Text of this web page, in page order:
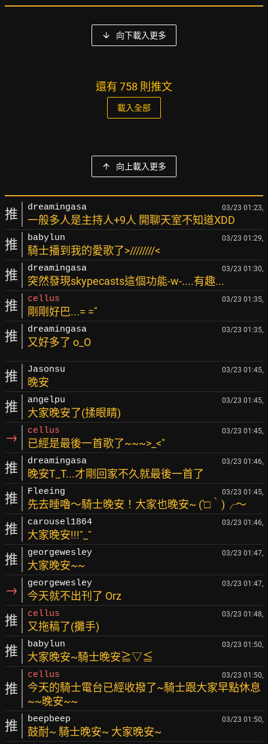
向下載入更多
還有 758 則推文
載入全部
向上載入更多
推 dreamingasa 03/23 01:23,
一般多人是主持人+9人 開聊天室不知道XDD
推 babylun 03/23 01:29,
騎士播到我的愛歌了>////////<
推 dreamingasa 03/23 01:30,
突然發現skypecasts這個功能-w-....有趣...
推 cellus 03/23 01:35,
剛剛好巴...= ="
推 dreamingasa 03/23 01:35,
又好多了 o_O
推 Jasonsu 03/23 01:45,
晚安
推 angelpu 03/23 01:45,
大家晚安了(揉眼睛)
→ cellus 03/23 01:45,
已經是最後一首歌了~~~>_<"
推 dreamingasa 03/23 01:46,
晚安T_T...才剛回家不久就最後一首了
推 Fleeing 03/23 01:45,
先去睡嚕～騎士晚安！大家也晚安~ (′□‵)╭～
推 carousel1864 03/23 01:46,
大家晚安!!!ˇ_ˇ
推 georgewesley 03/23 01:47,
大家晚安~~
→ georgewesley 03/23 01:47,
今天就不出刊了 Orz
推 cellus 03/23 01:48,
又拖稿了(攤手)
推 babylun 03/23 01:50,
大家晚安~騎士晚安≧▽≦
推
cellus 03/23 01:50,
今天的騎士電台已經收撥了~騎士跟大家早點休息
~~晚安~~
推 beepbeep 03/23 01:50,
鼓耐~ 騎士晚安~ 大家晚安~